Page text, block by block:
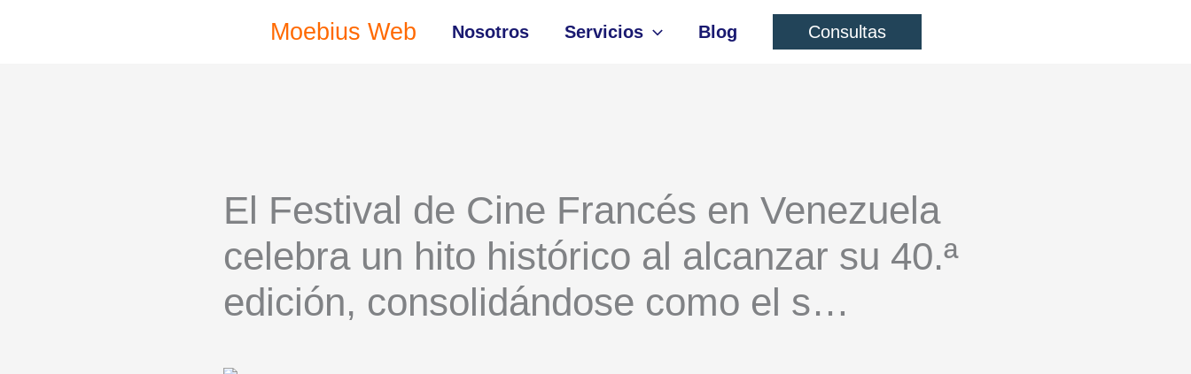
Moebius Web Nosotros Servicios Blog Consultas
El Festival de Cine Francés en Venezuela
celebra un hito histórico al alcanzar su 40.ª
edición, consolidándose como el s…